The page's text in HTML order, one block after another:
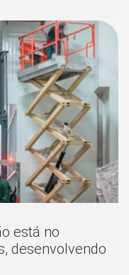
está no
desenvolvendo